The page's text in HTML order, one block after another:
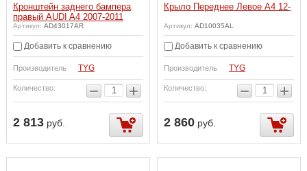
Кронштейн заднего бампера
правый AUDI A4 2007-2011
Артикул: AD43017AR
Добавить к сравнению
Производитель TYG
Количество: − +
2 813 руб.
Крыло Переднее Левое A4 12-
Артикул: AD10035AL
Добавить к сравнению
Производитель TYG
Количество: − +
2 860 руб.